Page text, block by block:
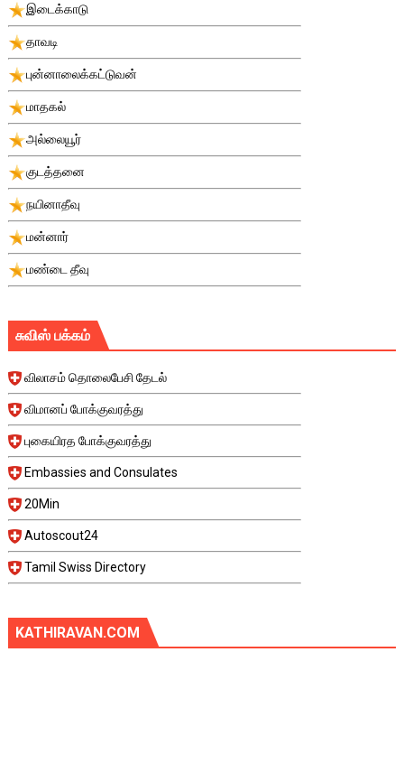
இடைக்காடு
தாவடி
புன்னாலைக்கட்டுவன்
மாதகல்
அல்லையூர்
குடத்தனை
நயினாதீவு
மன்னார்
மண்டை தீவு
சுவிஸ் பக்கம்
விலாசம் தொலைபேசி தேடல்
விமானப் போக்குவரத்து
புகையிரத போக்குவரத்து
Embassies and Consulates
20Min
Autoscout24
Tamil Swiss Directory
KATHIRAVAN.COM